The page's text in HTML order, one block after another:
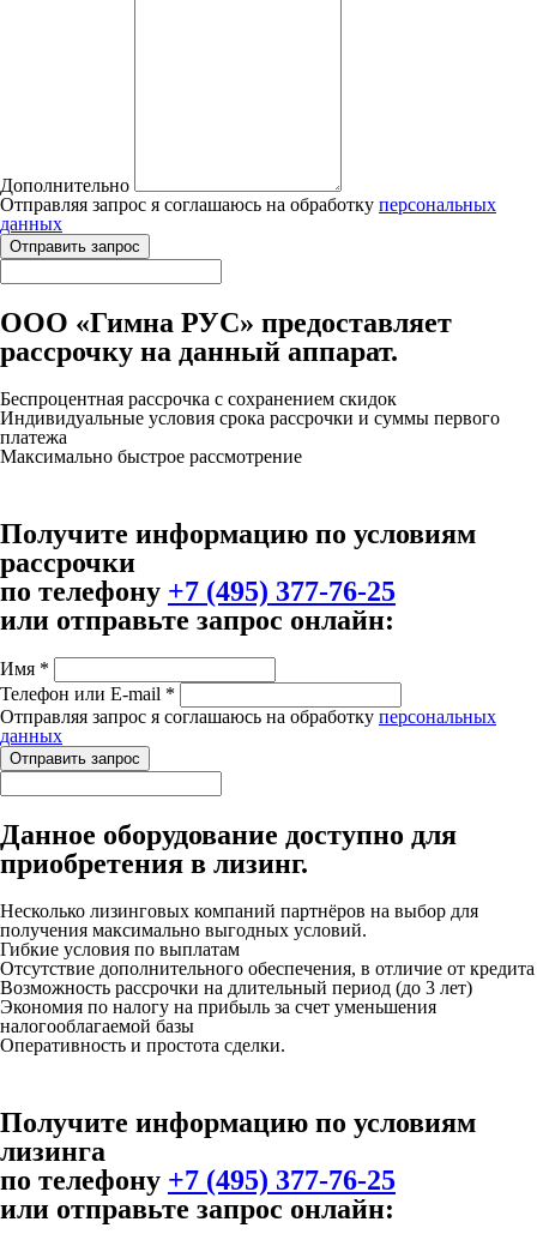
Дополнительно
Отправляя запрос я соглашаюсь на обработку персональных
данных
ООО «Гимна РУС» предоставляет
рассрочку на данный аппарат.
Беспроцентная рассрочка с сохранением скидок
Индивидуальные условия срока рассрочки и суммы первого
платежа
Максимально быстрое рассмотрение
Получите информацию по условиям
рассрочки
по телефону +7 (495) 377-76-25
или отправьте запрос онлайн:
Имя *
Телефон или E-mail *
Отправляя запрос я соглашаюсь на обработку персональных
данных
Данное оборудование доступно для
приобретения в лизинг.
Несколько лизинговых компаний партнёров на выбор для
получения максимально выгодных условий.
Гибкие условия по выплатам
Отсутствие дополнительного обеспечения, в отличие от кредита
Возможность рассрочки на длительный период (до 3 лет)
Экономия по налогу на прибыль за счет уменьшения
налогооблагаемой базы
Оперативность и простота сделки.
Получите информацию по условиям
лизинга
по телефону +7 (495) 377-76-25
или отправьте запрос онлайн: